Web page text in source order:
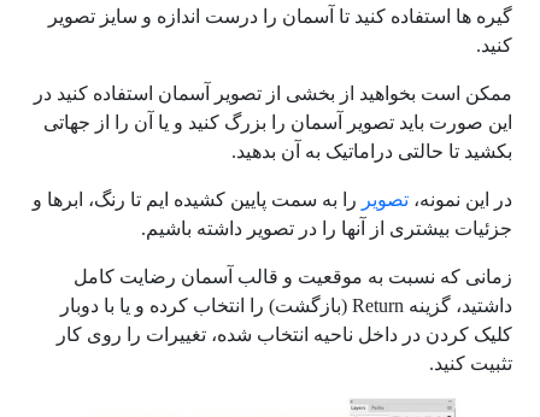
گیره ها استفاده کنید تا آسمان را درست اندازه و سایز تصویر
کنید.
ممکن است بخواهید از بخشی از تصویر آسمان استفاده کنید در
این صورت باید تصویر آسمان را بزرگ کنید و یا آن را از جهاتی
بکشید تا حالتی دراماتیک به آن بدهید.
در این نمونه، تصویر را به سمت پایین کشیده ایم تا رنگ، ابرها و
جزئیات بیشتری از آنها را در تصویر داشته باشیم.
زمانی که نسبت به موقعیت و قالب آسمان رضایت کامل
داشتید، گزینه Return (بازگشت) را انتخاب کرده و یا با دوبار
کلیک کردن در داخل ناحیه انتخاب شده، تغییرات را روی کار
تثبیت کنید.